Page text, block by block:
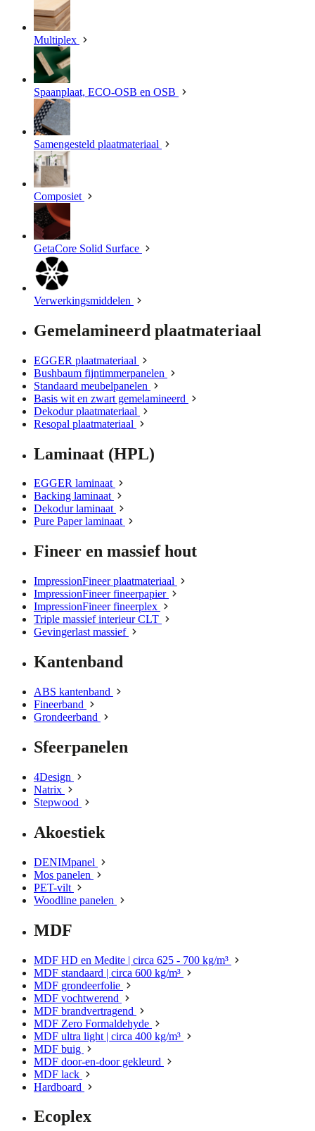
Multiplex
Spaanplaat, ECO-OSB en OSB
Samengesteld plaatmateriaal
Composiet
GetaCore Solid Surface
Verwerkingsmiddelen
Gemelamineerd plaatmateriaal
EGGER plaatmateriaal
Bushbaum fijntimmerpanelen
Standaard meubelpanelen
Basis wit en zwart gemelamineerd
Dekodur plaatmateriaal
Resopal plaatmateriaal
Laminaat (HPL)
EGGER laminaat
Backing laminaat
Dekodur laminaat
Pure Paper laminaat
Fineer en massief hout
ImpressionFineer plaatmateriaal
ImpressionFineer fineerpapier
ImpressionFineer fineerplex
Triple massief interieur CLT
Gevingerlast massief
Kantenband
ABS kantenband
Fineerband
Grondeerband
Sfeerpanelen
4Design
Natrix
Stepwood
Akoestiek
DENIMpanel
Mos panelen
PET-vilt
Woodline panelen
MDF
MDF HD en Medite | circa 625 - 700 kg/m³
MDF standaard | circa 600 kg/m³
MDF grondeerfolie
MDF vochtwerend
MDF brandvertragend
MDF Zero Formaldehyde
MDF ultra light | circa 400 kg/m³
MDF buig
MDF door-en-door gekleurd
MDF lack
Hardboard
Ecoplex